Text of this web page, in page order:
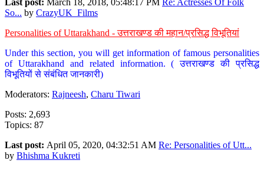
Last post: March 18, 2018, 05:48:17 PM Re: Actresses Of Folk
So... by CrazyUK_Films
Personalities of Uttarakhand - उत्तराखण्ड की महान/प्रसिद्ध विभूतियां
Under this section, you will get information of famous personalities
of Uttarakhand and related information. ( उत्तराखण्ड की प्रसिद्ध
विभूतियों से संबंधित जानकारी)
Moderators: Rajneesh, Charu Tiwari
Posts: 2,693
Topics: 87
Last post: April 05, 2020, 04:32:51 AM Re: Personalities of Utt...
by Bhishma Kukreti